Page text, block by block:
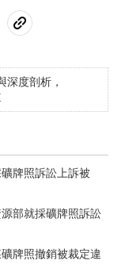
深度剖析，
牌照訴訟上訴被
部就採礦牌照訴訟
牌照撤銷被裁定違